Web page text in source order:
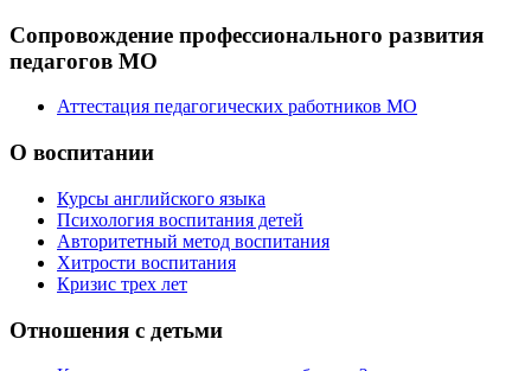
Сопровождение профессионального развития
педагогов МО
Аттестация педагогических работников МО
О воспитании
Курсы английского языка
Психология воспитания детей
Авторитетный метод воспитания
Хитрости воспитания
Кризис трех лет
Отношения с детьми